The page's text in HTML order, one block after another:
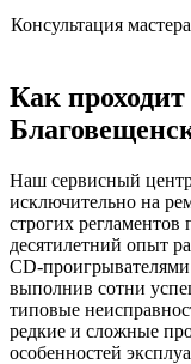
Консультация мастера
Как
Наш сервисный
исключительно на
строгих
десятилетний опыт
CD-
выполнив сотни
типовые
редкие и сложные
особенностей